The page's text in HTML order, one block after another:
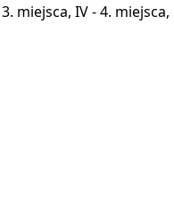
miejsca, IV - 4.